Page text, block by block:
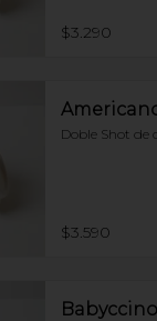
$3.290
Doble Shot de
$3.590
Babyccino